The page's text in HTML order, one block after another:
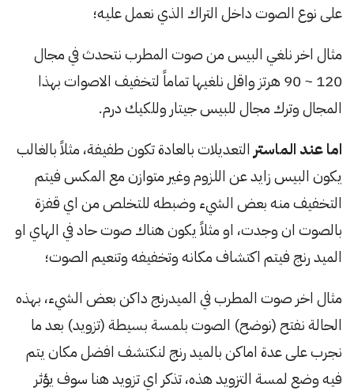
على نوع الصوت داخل التراك الذي نعمل عليه؛
مثال اخر نلغي البيس من صوت المطرب نتحدث في مجال
120 ~ 90 هرتز واقل نلغيها تماماً لتخفيف الاصوات بهذا
المجال وترك مجال للبيس جيتار وللكيك درم.
اما عند الماستر التعديلات بالعادة تكون طفيفة، مثلاً بالغالب
يكون البيس زايد عن اللزوم وغير متوازن مع المكس فيتم
التخفيف منه بعض الشيء وضبطه للتخلص من اي قفزة
بالصوت ان وجدت، او مثلاً يكون هناك صوت حاد في الهاي او
الميد رنج فيتم اكتشاف مكانه وتخفيفه وتنعيم الصوت؛
مثال اخر صوت المطرب في الميدرنج داكن بعض الشيء، بهذه
الحالة نفتح (نوضح) الصوت بلمسة بسيطة (تزويد) بعد ما
نجرب على عدة اماكن بالميد رنج لنكتشف افضل مكان يتم
فيه وضع لمسة التزويد هذه، تذكر اي تزويد هنا سوف يؤثر